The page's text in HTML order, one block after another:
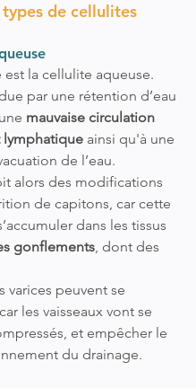
de cellulites
est la cellulite aqueuse.
par une rétention d’eau
mauvaise circulation
lymphatique ainsi qu'à une
de l’eau.
alors des modifications
de capitons, car cette
dans les tissus
gonflements, dont des
varices peuvent se
les vaisseaux vont se
et empêcher le
du drainage.